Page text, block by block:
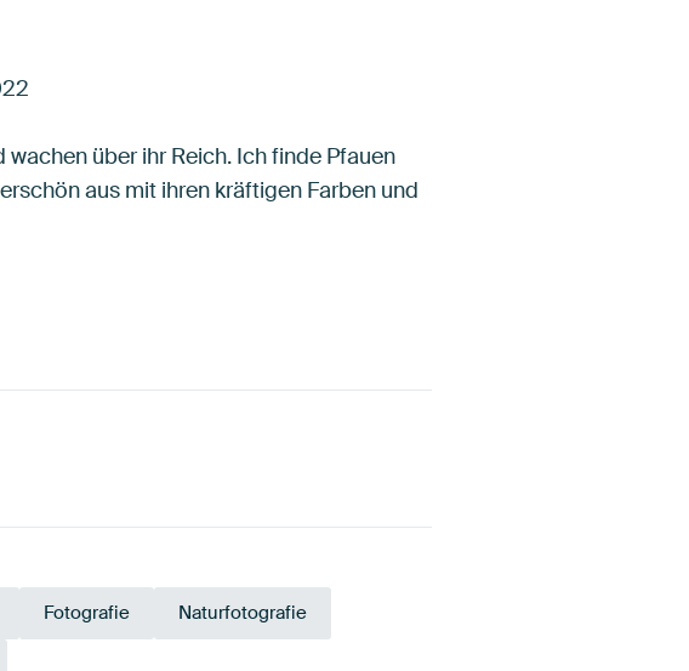
über ihr Reich. Ich finde Pfauen
aus mit ihren kräftigen Farben und
Fotografie Naturfotografie